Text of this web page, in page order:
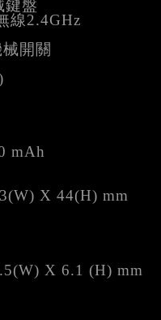
鍵盤
線2.4GHz
開關
mAh
X 44(H) mm
X 6.1 (H) mm